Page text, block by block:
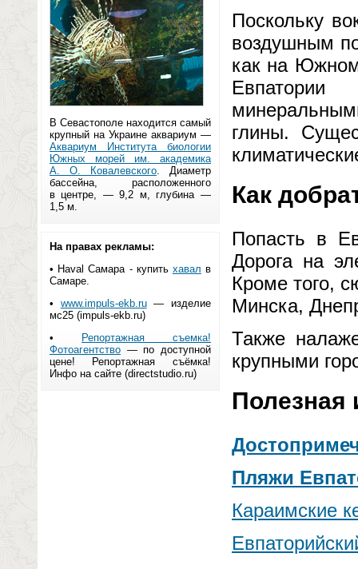
В Севастополе находится самый
крупный на Украине аквариум —
Аквариум Института биологии
Южных морей им. академика
А. О. Ковалевского. Диаметр
бассейна, расположенного
в центре, — 9,2 м, глубина —
1,5 м.
На правах рекламы:
• Haval Самара - купить хавал в
Самаре.
• www.impuls-ekb.ru— изделие
мс25 (impuls-ekb.ru)
•
Репортажная съемка!
Фотоагентство — по доступной
цене! Репортажная съёмка!
Инфо на сайте (directstudio.ru)
Поскольку
воздушным
как на
глины.
Как
Попасть в
Дорога на
Кроме того,
Минска,
Также
крупными
Пляжи
Караимские